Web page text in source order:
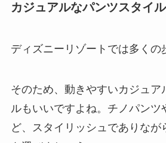
カジュアルなパンツスタイ
ディズニーリゾートでは多くの
そのため、動きやすいカジュア
ルもいいですよね。チノパンツ
ど、スタイリッシュでありなが